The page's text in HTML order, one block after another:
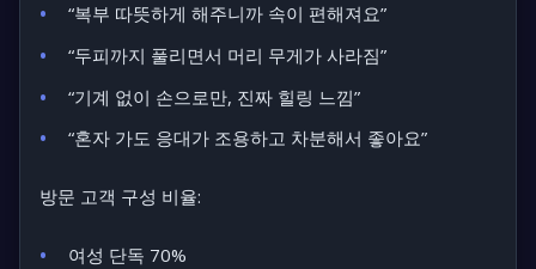
“복부 따뜻하게 해주니까 속이 편해져요”
“두피까지 풀리면서 머리 무게가 사라짐”
“기계 없이 손으로만, 진짜 힐링 느낌”
“혼자 가도 응대가 조용하고 차분해서 좋아요”
방문 고객 구성 비율:
여성 단독 70%